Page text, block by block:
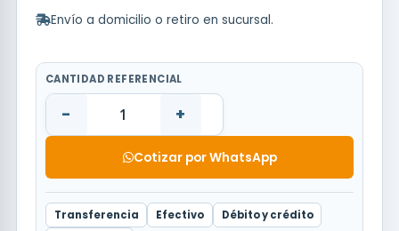
Envío a domicilio o retiro en sucursal.
CANTIDAD REFERENCIAL
- +
Cotizar por WhatsApp
Transferencia Efectivo
Débito y crédito